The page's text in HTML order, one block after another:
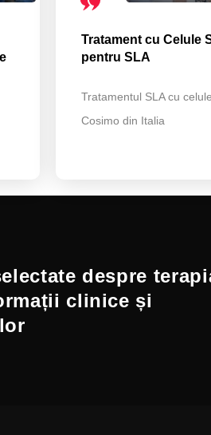
Tratament cu Celule
pentru SLA
Tratamentul SLA cu
Cosimo din Italia
despre
clinice și